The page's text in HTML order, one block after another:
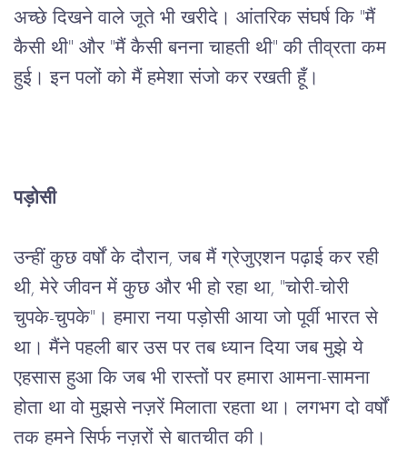
अच्छे दिखने वाले जूते भी खरीदे। आंतरिक संघर्ष कि "मैं
कैसी थी" और "मैं कैसी बनना चाहती थी" की तीव्रता कम
हुई। इन पलों को मैं हमेशा संजोकर रखती हूँ।
पड़ोसी
उन्हीं कुछ वर्षों के दौरान, जब मैं ग्रेजुएशन पढ़ाई कर रही
थी, मेरे जीवन में कुछ और भी हो रहा था, "चोरी-चोरी
चुपके-चुपके" । हमारा नया पड़ोसी आया जो पूर्वी भारत से
था। मैंने पहली बार उस पर तब ध्यान दिया जब मुझे ये
एहसास हुआ कि जब भी रास्तों पर हमारा आमना-सामना
होता था वो मुझसे नज़रें मिलाता रहता था। लगभग दो वर्षों
तक हमने सिर्फ नज़रों से बातचीत की।